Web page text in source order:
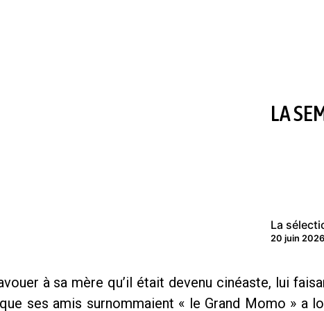
LA
La
20 juin 2026
à sa mère qu’il était devenu cinéaste, lui
ses amis surnommaient « le Grand Momo » a